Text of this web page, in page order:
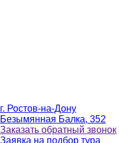
г. Ростов-на-Дону
Безымянная Балка, 352
Заказать обратный звонок
Заявка на подбор тура